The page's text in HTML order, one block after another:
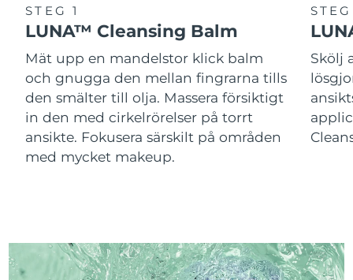
STEG 1
LUNA™ Cleansing Balm
Mät upp en mandelstor klick balm
och gnugga den mellan fingrarna tills
den smälter till olja. Massera försiktigt
in den med cirkelrörelser på torrt
ansikte. Fokusera särskilt på områden
med mycket makeup.
Skölj